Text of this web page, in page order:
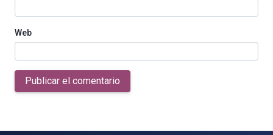
Web
Publicar el comentario